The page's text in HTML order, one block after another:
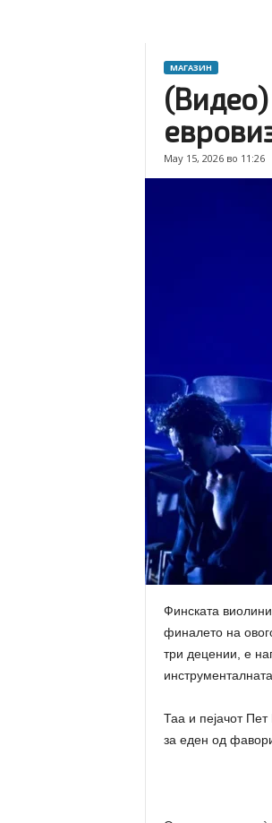
МАГАЗИН
May 15, 2026 во 11:26
Финската
финалето на
три децении, е
Таа и пејачот Пет
за еден од